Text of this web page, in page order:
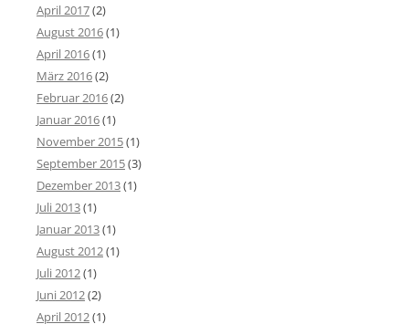
April 2017(2)
August 2016(1)
April 2016(1)
März 2016(2)
Februar 2016(2)
Januar 2016(1)
November 2015(1)
September 2015(3)
Dezember 2013(1)
Juli 2013(1)
Januar 2013(1)
August 2012(1)
Juli 2012(1)
Juni 2012(2)
April 2012(1)